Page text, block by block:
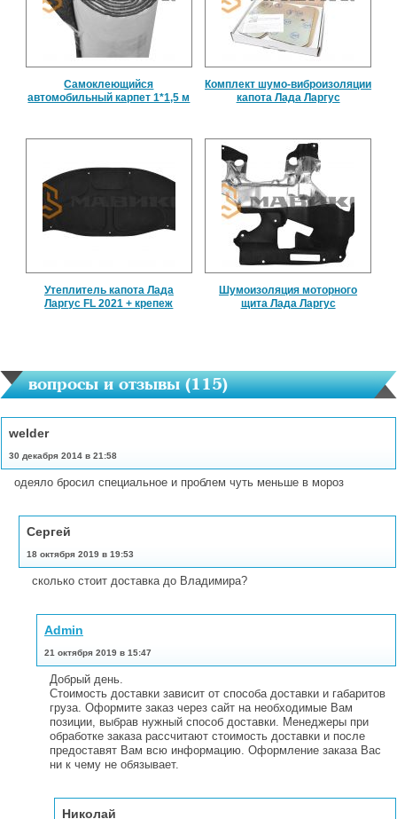
Самоклеющийся
автомобильный карпет 1*1,5 м
Комплект шумо-виброизоляции
капота Лада Ларгус
Утеплитель капота Лада
Ларгус FL 2021 + крепеж
Шумоизоляция моторного
щита Лада Ларгус
вопросы и отзывы (115)
welder
30 декабря 2014 в 21:58
одеяло бросил специальное и проблем чуть меньше в мороз
Сергей
18 октября 2019 в 19:53
сколько стоит доставка до Владимира?
Admin
21 октября 2019 в 15:47
Добрый день.
Стоимость доставки зависит от способа доставки и габаритов
груза. Оформите заказ через сайт на необходимые Вам
позиции, выбрав нужный способ доставки. Менеджеры при
обработке заказа рассчитают стоимость доставки и после
предоставят Вам всю информацию. Оформление заказа Вас
ни к чему не обязывает.
Николай